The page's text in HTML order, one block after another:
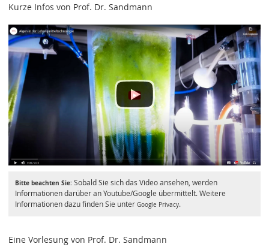
Kurze Infos von Prof. Dr. Sandmann
Bitte beachten Sie:Sobald Sie sich das Video ansehen, werden
Informationen darüber an Youtube/Google übermittelt. Weitere
Informationen dazu finden Sie unter Google Privacy.
Eine Vorlesung von Prof. Dr. Sandmann